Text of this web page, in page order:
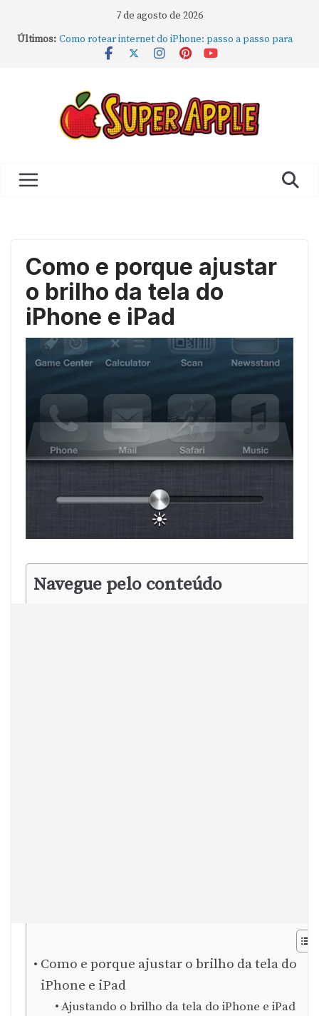
7 de agosto de 2026
Últimos: Como rotear internet do iPhone: passo a passo para
compartilhar a conexão
Como fechar rapidamente todas as janelas ou
aplicativos abertos no Mac
Como gravar tela do MacBook: passo a passo simples
Como e porque ajustar
o brilho da tela do
iPhone e iPad
Navegue pelo conteúdo
Como e porque ajustar o brilho da tela do
iPhone e iPad
Ajustando o brilho da tela do iPhone e iPad